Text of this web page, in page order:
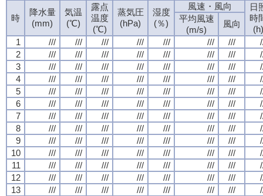
時
降水量
(mm)
気温
(℃)
露点
温度
(℃)
蒸気圧
(hPa)
湿度
(％)
風速・風向
日
時
(h)
平均風速
(m/s)
風向
1
/// /// /// /// /// /// ///
2
/// /// /// /// /// /// ///
3
/// /// /// /// /// /// ///
4
/// /// /// /// /// /// ///
5
/// /// /// /// /// /// ///
6
/// /// /// /// /// /// ///
7
/// /// /// /// /// /// ///
8
/// /// /// /// /// /// ///
9
/// /// /// /// /// /// ///
10
/// /// /// /// /// /// ///
11
/// /// /// /// /// /// ///
12
/// /// /// /// /// /// ///
13
/// /// /// /// /// /// ///